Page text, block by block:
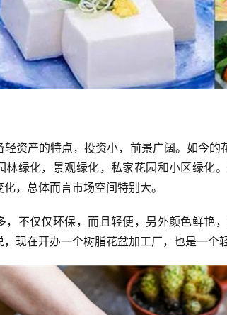
轻资产的特点，投资小，前景广阔。如今
林绿化，景观绿化，私家花园和小区绿化
，总体而言市场空间特别大。
，不仅仅环保，而且轻便，另外颜色鲜艳
现在开办一个树脂花盆加工厂，也是一个